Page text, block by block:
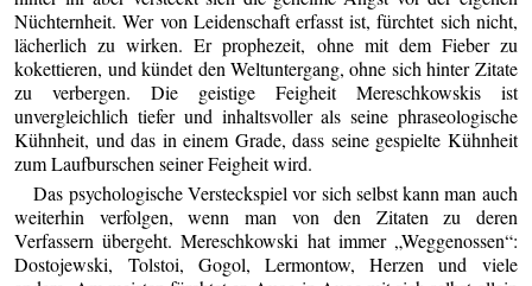
Nüchternheit. Wer von Leidenschaft erfasst ist, fürchtet sich nicht,
lächerlich zu wirken. Er prophezeit, ohne mit dem Fieber zu
kokettieren, und kündet den Weltuntergang, ohne sich hinter Zitate
zu verbergen. Die geistige Feigheit Mereschkowskis ist
unvergleichlich tiefer und inhaltsvoller als seine phraseologische
Kühnheit, und das in einem Grade, dass seine gespielte Kühnheit
zum Laufburschen seiner Feigheit wird.
Das psychologische Versteckspiel vor sich selbst kann man auch
weiterhin verfolgen, wenn man von den Zitaten zu deren
Verfassern übergeht. Mereschkowski hat immer „Weggenossen“:
Dostojewski, Tolstoi, Gogol, Lermontow, Herzen und viele